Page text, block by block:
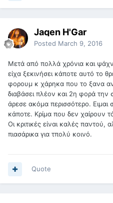
Jaqen H'Gar
Posted March 9, 2016
Μετά από πολλά χρόνια και
είχα ξεκινήσει κάποτε αυτό το
φορουμ κ χάρηκα που το ξανα
διαβάσει πλέον και 2η φορά την
άρεσε ακόμα περισσότερο. Ειμαι
κάποτε. Κρίμα που δεν χαίρουν
Οι κριτικές είναι καλές παντού,
πιασάρικα για τπολύ κοινό.
Quote